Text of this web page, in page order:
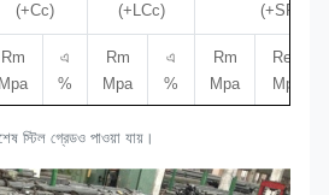
(+Cc) (+LCc) (+SR)
Rm
Mpa
এ
%
Rm
Mpa
এ
%
Rm
Mpa
ReH
Mpa
430 8 380
480 6 420 10 420 350
স্টিল গ্রেডও পাওয়া যায়।